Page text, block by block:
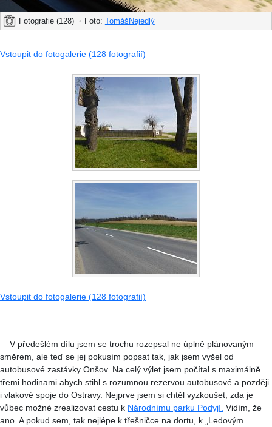
Fotografie (128) • Foto: TomášNejedlý
Vstoupit do fotogalerie (128 fotografií)
Vstoupit do fotogalerie (128 fotografií)
V předešlém dílu jsem se trochu rozepsal ne úplně plánovaným
směrem, ale teď se jej pokusím popsat tak, jak jsem vyšel od
autobusové zastávky Onšov. Na celý výlet jsem počítal s maximálně
třemi hodinami abych stihl s rozumnou rezervou autobusové a později
i vlakové spoje do Ostravy. Nejprve jsem si chtěl vyzkoušet, zda je
vůbec možné zrealizovat cestu k Národnímu parku Podyjí. Vidím, že
ano. A pokud sem, tak nejlépe k třešničce na dortu, k „Ledovým